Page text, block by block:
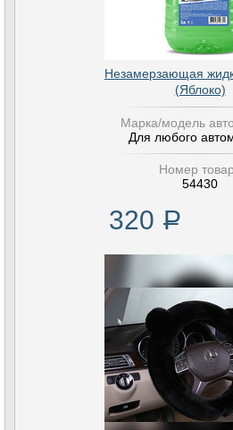
Незамерзающая
(Яблоко)
Марка/модель
Для любого
Номер
54430
320 Р